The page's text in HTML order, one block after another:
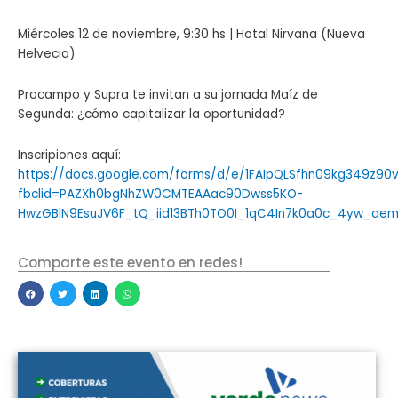
Miércoles 12 de noviembre, 9:30 hs | Hotal Nirvana (Nueva
Helvecia)
Procampo y Supra te invitan a su jornada Maíz de
Segunda: ¿cómo capitalizar la oportunidad?
Inscripiones aquí:
https://docs.google.com/forms/d/e/
fbclid=PAZXh0bgNhZW0CMTEAAac90Dwss5KO-
Comparte este evento en redes!